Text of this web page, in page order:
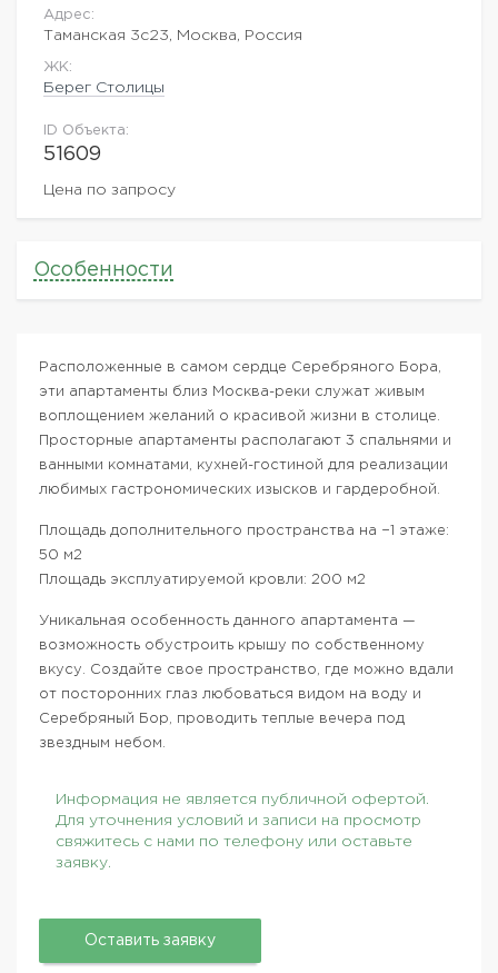
Адрес:
Таманская 3с23, Москва, Россия
ЖK:
Берег Столицы
ID Объекта:
51609
Цена по запросу
Особенности
Расположенные в самом сердце Серебряного Бора,
эти апартаменты близ Москва-реки служат живым
воплощением желаний о красивой жизни в столице.
Просторные апартаменты располагают 3 спальнями и
ванными комнатами, кухней-гостиной для реализации
любимых гастрономических изысков и гардеробной.
Площадь дополнительного пространства на −1 этаже:
50 м2
Площадь эксплуатируемой кровли: 200 м2
Уникальная особенность данного апартамента —
возможность обустроить крышу по собственному
вкусу. Создайте свое пространство, где можно вдали
от посторонних глаз любоваться видом на воду и
Серебряный Бор, проводить теплые вечера под
звездным небом.
Информация не является публичной офертой.
Для уточнения условий и записи на просмотр
свяжитесь с нами по телефону или оставьте
заявку.
Оставить заявку